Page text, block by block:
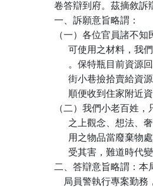
卷答辯到府。茲摘敘訴
一、訴願意旨略謂：
（一）各位官員諸不
可使用之材料，
。保特瓶目前資
街小巷撿拾賣給
順便收到住家附
（二）我們小老百姓
之上觀念、想法
用之物品當廢棄
受其害，難道時
二、答辯意旨略謂：本
局員警執行專案勤